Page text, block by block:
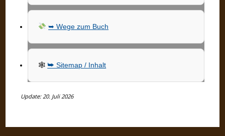
➥ Wege zum Buch
🕸 ➥ Sitemap / Inhalt
Update: 20. Juli 2026